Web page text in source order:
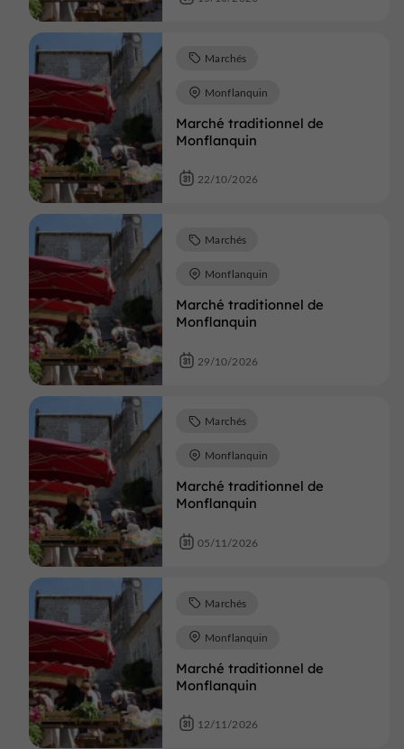
Marché traditionnel de
Monflanquin
Marchés
Monflanquin
22/10/2026
Marché traditionnel de
Monflanquin
Marchés
Monflanquin
29/10/2026
Marché traditionnel de
Monflanquin
Marchés
Monflanquin
05/11/2026
Marché traditionnel de
Monflanquin
Marchés
Monflanquin
12/11/2026